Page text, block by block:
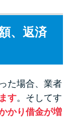
、返済
た場合、業者
す。そしてす
かり借金が増